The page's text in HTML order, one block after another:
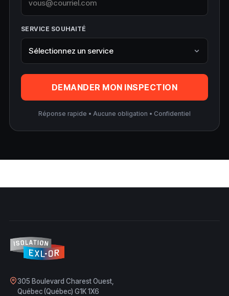
SERVICE SOUHAITÉ
DEMANDER MON INSPECTION
Réponse rapide • Aucune obligation • Confidentiel
305 Boulevard Charest Ouest,
Québec (Québec) G1K 1X6